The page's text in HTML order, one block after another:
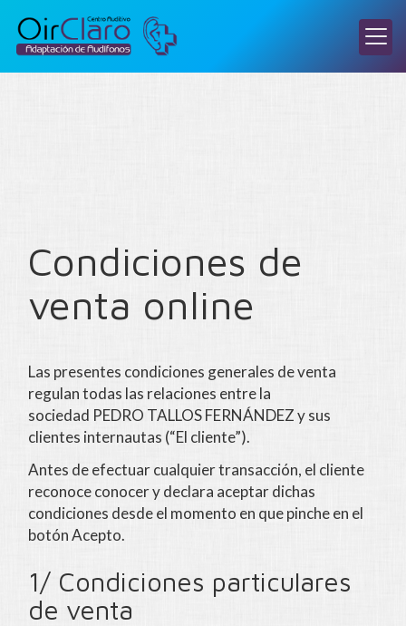
Condiciones de
venta online
Las presentes condiciones generales de venta
regulan todas las relaciones entre la
sociedad PEDRO TALLOS FERNÁNDEZy sus
clientes internautas (“El cliente”).
Antes de efectuar cualquier transacción, el cliente
reconoce conocer y declara aceptar dichas
condiciones desde el momento en que pinche en el
botón Acepto.
1/ Condiciones particulares
de venta